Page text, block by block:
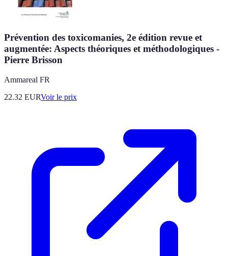
Prévention des toxicomanies, 2e édition revue et
augmentée: Aspects théoriques et méthodologiques -
Pierre Brisson
Ammareal FR
22.32 EURVoir le prix